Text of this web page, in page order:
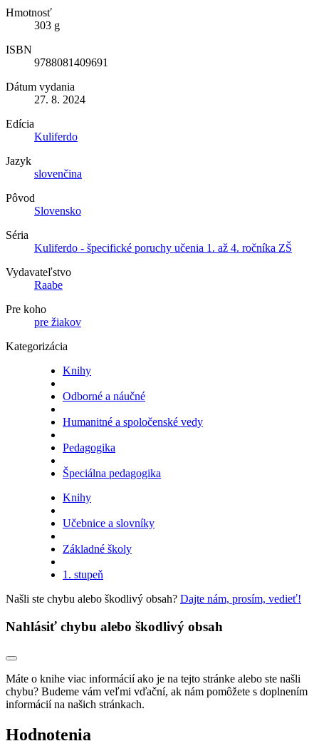
Hmotnosť
303 g
ISBN
9788081409691
Dátum vydania
27. 8. 2024
Edícia
Kuliferdo
Jazyk
slovenčina
Pôvod
Slovensko
Séria
Kuliferdo - špecifické poruchy učenia 1. až 4. ročníka ZŠ
Vydavateľstvo
Raabe
Pre koho
pre žiakov
Kategorizácia
Knihy
Odborné a náučné
Humanitné a spoločenské vedy
Pedagogika
Špeciálna pedagogika
Knihy
Učebnice a slovníky
Základné školy
1. stupeň
Našli ste chybu alebo škodlivý obsah? Dajte nám, prosím, vedieť!
Nahlásiť chybu alebo škodlivý obsah
Máte o knihe viac informácií ako je na tejto stránke alebo ste našli
chybu? Budeme vám veľmi vďační, ak nám pomôžete s doplnením
informácií na našich stránkach.
Hodnotenia